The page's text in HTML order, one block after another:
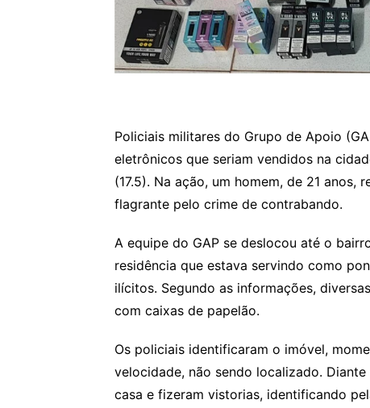
Policiais militares do Grupo de Apoio
eletrônicos que seriam vendidos na
(17.5). Na ação, um homem, de 21
flagrante pelo crime de contrabando.
A equipe do GAP se deslocou até o
residência que estava servindo como
ilícitos. Segundo as informações,
com caixas de papelão.
Os policiais identificaram o imóvel,
velocidade, não sendo localizado.
casa e fizeram vistorias, identificando